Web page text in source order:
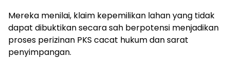
Mereka menilai, klaim kepemilikan lahan yang tidak
dapat dibuktikan secara sah berpotensi menjadikan
proses perizinan PKS cacat hukum dan sarat
penyimpangan.